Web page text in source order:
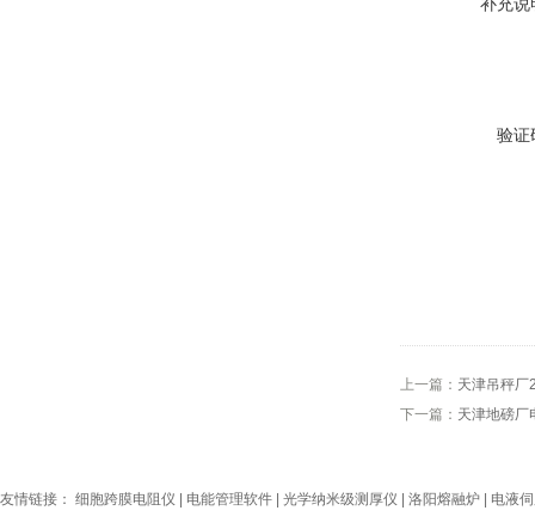
验证
上一篇： 天津吊秤厂
下一篇： 天津地磅厂
友情链接： 细胞跨膜电阻仪 电能管理软件 光学纳米级测厚仪 洛阳熔融炉 电液